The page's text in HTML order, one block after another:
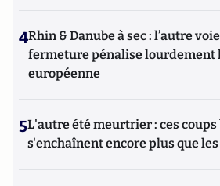
4Rhin & Danube à sec : l’autre
fermeture pénalise lourdement
européenne
5L'autre été meurtrier : ces
s'enchaînent encore plus que